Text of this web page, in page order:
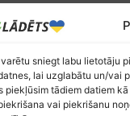
sniegt labu lietotāju
lai uzglabātu un/vai
piekļūsim tādiem datiem
vai piekrišanu